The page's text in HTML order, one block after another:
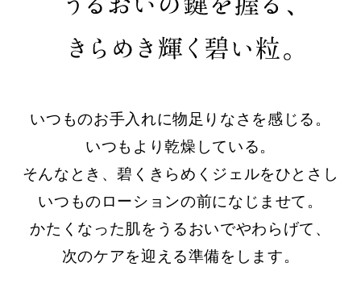
いつものお手入れに物足りなさを感じる。
いつもより乾燥している。
そんなとき、碧くきらめくジェルをひとさし
いつものローションの前になじませて。
かたくなった肌をうるおいでやわらげて、
次のケアを迎える準備をします。